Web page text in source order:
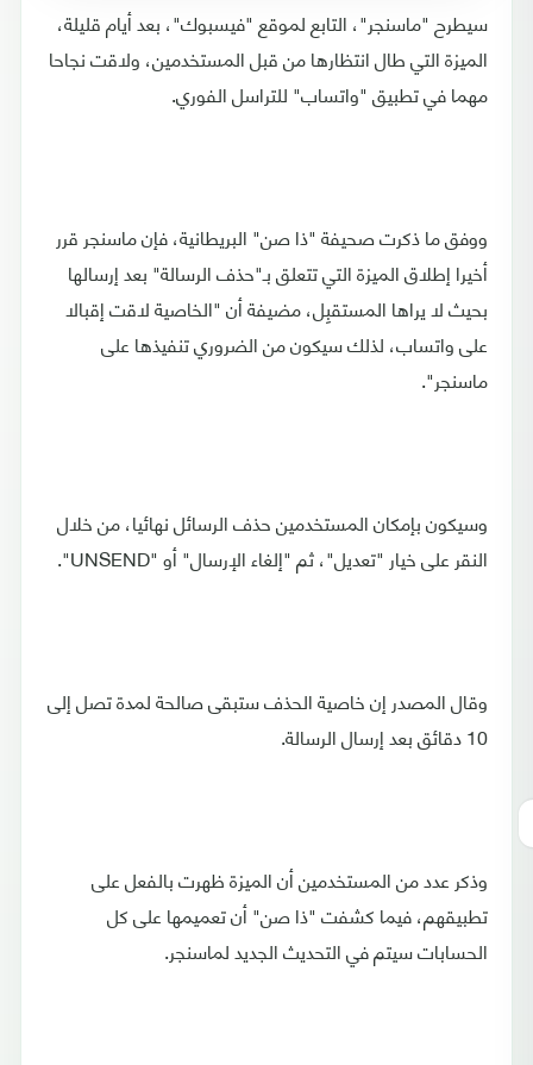
سيطرح "ماسنجر"، التابع لموقع "فيسبوك"، بعد أيام قليلة،
الميزة التي طال انتظارها من قبل المستخدمين، ولاقت نجاحا
مهما في تطبيق "واتساب" للتراسل الفوري.
ووفق ما ذكرت صحيفة "ذا صن" البريطانية، فإن ماسنجر قرر
أخيرا إطلاق الميزة التي تتعلق بـ"حذف الرسالة" بعد إرسالها
بحيث لا يراها المستقبِل، مضيفة أن "الخاصية لاقت إقبالا
على واتساب، لذلك سيكون من الضروري تنفيذها على
ماسنجر".
وسيكون بإمكان المستخدمين حذف الرسائل نهائيا، من خلال
النقر على خيار "تعديل"، ثم "إلغاء الإرسال" أو "UNSEND".
وقال المصدر إن خاصية الحذف ستبقى صالحة لمدة تصل إلى
10 دقائق بعد إرسال الرسالة.
وذكر عدد من المستخدمين أن الميزة ظهرت بالفعل على
تطبيقهم، فيما كشفت "ذا صن" أن تعميمها على كل
الحسابات سيتم في التحديث الجديد لماسنجر.